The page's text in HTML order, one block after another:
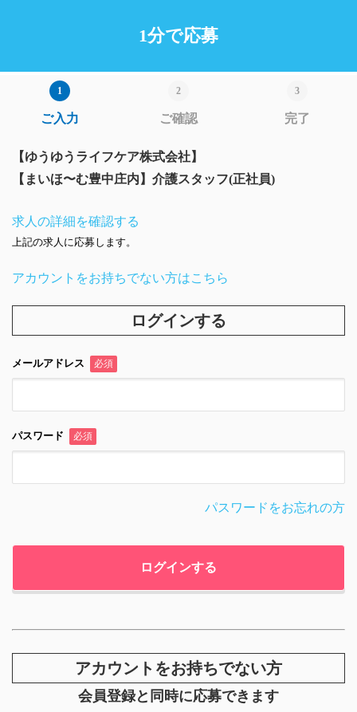
1分で応募
ご入力 ご確認 完了
【ゆうゆうライフケア株式会社】
【まいほ〜む豊中庄内】介護スタッフ(正社員)
求人の詳細を確認する
上記の求人に応募します。
アカウントをお持ちでない方はこちら
ログインする
メールアドレス 必須
パスワード 必須
パスワードをお忘れの方
アカウントをお持ちでない方
会員登録と同時に応募できます